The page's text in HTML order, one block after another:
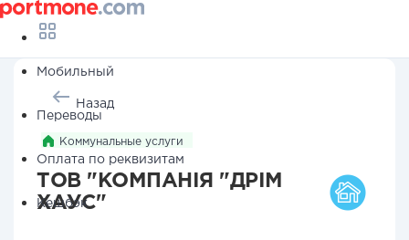
Мобильный
Переводы
Оплата по реквизитам
Кешбэк
Назад
Коммунальные услуги
ТОВ "КОМПАНІЯ "ДРІМ
ХАУС"